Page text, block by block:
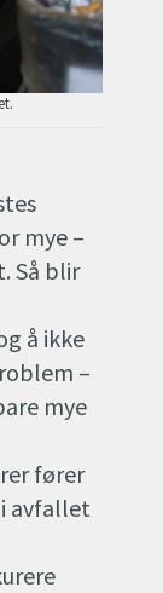
mye –
Så blir
å ikke
–
mye
fører
avfallet